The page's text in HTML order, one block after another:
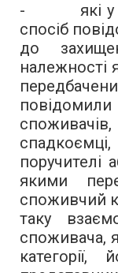
- які у
спосіб
до
належності
поручителі
якими
споживчий
таку
споживача,
категорії,